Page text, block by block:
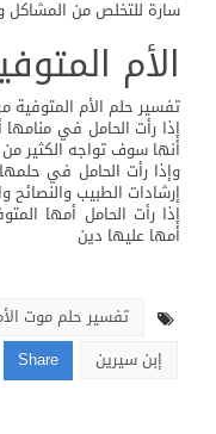
سارة للتخلص من المشاكل
الأم
تفسير حلم الأم المتوفية
إذا رأت الحامل في
أنها سوف تواجه الكثير
وإذا رأت الحامل في
إرشادات الطبيب
إذا رأت الحامل أمها
أمها عليها دين
تفسير حلم موت
إبن سيرين
Share